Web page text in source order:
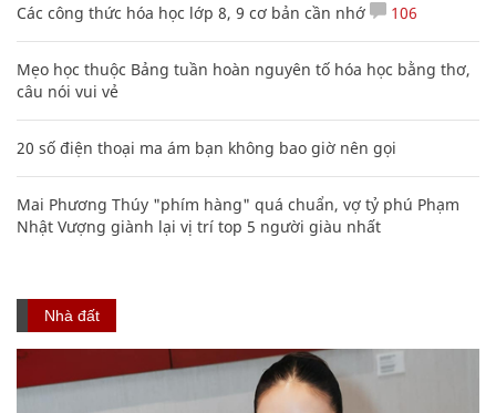
Các công thức hóa học lớp 8, 9 cơ bản cần nhớ 106
Mẹo học thuộc Bảng tuần hoàn nguyên tố hóa học bằng thơ,
câu nói vui vẻ
20 số điện thoại ma ám bạn không bao giờ nên gọi
Mai Phương Thúy "phím hàng" quá chuẩn, vợ tỷ phú Phạm
Nhật Vượng giành lại vị trí top 5 người giàu nhất
Nhà đất